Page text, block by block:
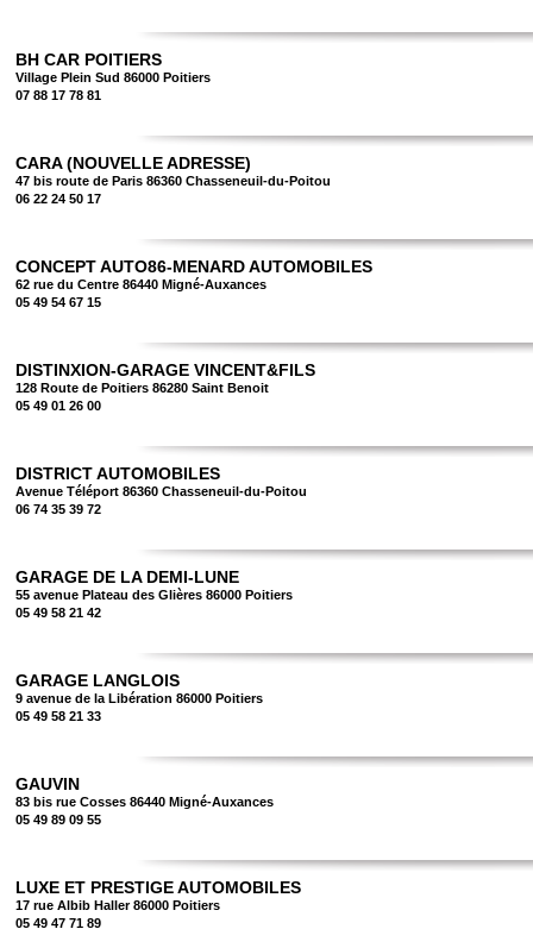
BH CAR POITIERS
Village Plein Sud 86000 Poitiers
07 88 17 78 81
CARA (NOUVELLE ADRESSE)
47 bis route de Paris 86360 Chasseneuil-du-Poitou
06 22 24 50 17
CONCEPT AUTO86-MENARD AUTOMOBILES
62 rue du Centre 86440 Migné-Auxances
05 49 54 67 15
DISTINXION-GARAGE VINCENT&FILS
128 Route de Poitiers 86280 Saint Benoit
05 49 01 26 00
DISTRICT AUTOMOBILES
Avenue Téléport 86360 Chasseneuil-du-Poitou
06 74 35 39 72
GARAGE DE LA DEMI-LUNE
55 avenue Plateau des Glières 86000 Poitiers
05 49 58 21 42
GARAGE LANGLOIS
9 avenue de la Libération 86000 Poitiers
05 49 58 21 33
GAUVIN
83 bis rue Cosses 86440 Migné-Auxances
05 49 89 09 55
LUXE ET PRESTIGE AUTOMOBILES
17 rue Albib Haller 86000 Poitiers
05 49 47 71 89